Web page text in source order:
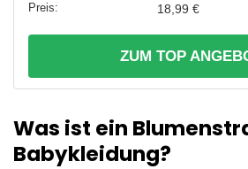
18,99 €
ZUM TOP
Was ist ein
Babykleidung?